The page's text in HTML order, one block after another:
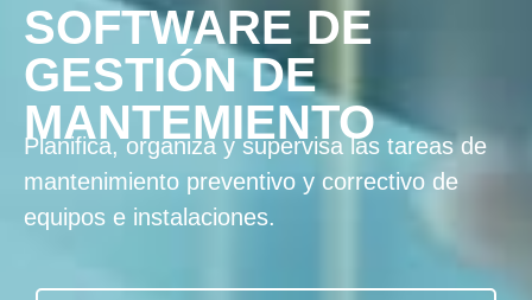
SOFTWARE DE
GESTIÓN DE
MANTEMIENTO
Planifica, organiza y supervisa las tareas de
mantenimiento preventivo y correctivo de
equipos e instalaciones.